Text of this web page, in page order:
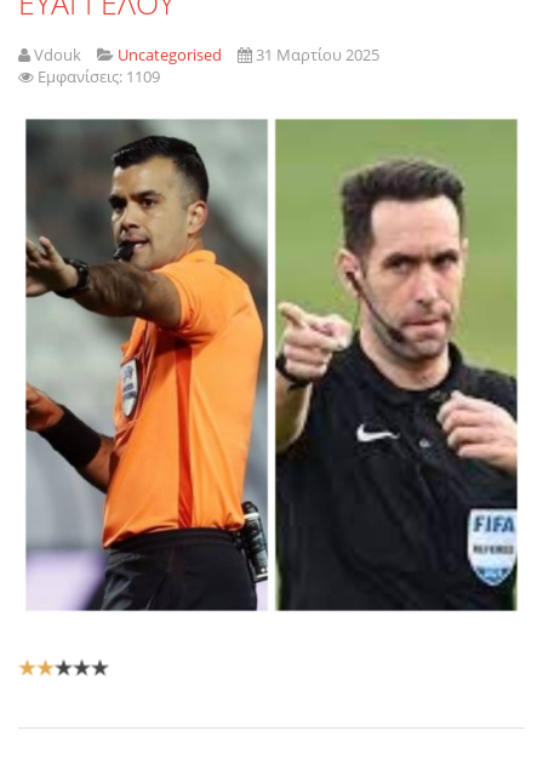
Vdouk Uncategorised
31 Μαρτίου 2025
Εμφανίσεις: 1109
Αξιολόγηση